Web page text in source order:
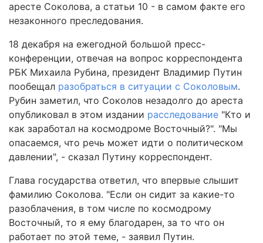
аресте Соколова, а статьи 10 - в самом факте его
незаконного преследования.
18 декабря на ежегодной большой пресс-
конференции, отвечая на вопрос корреспондента
РБК Михаила Рубина, президент Владимир Путин
пообещал разобраться в ситуации с Соколовым.
Рубин заметил, что Соколов незадолго до ареста
опубликовал в этом издании расследование "Кто и
как заработал на космодроме Восточный?". "Мы
опасаемся, что речь может идти о политическом
давлении", - сказал Путину корреспондент.
Глава государства ответил, что впервые слышит
фамилию Соколова. "Если он сидит за какие-то
разоблачения, в том числе по космодрому
Восточный, то я ему благодарен, за то что он
работает по этой теме, - заявил Путин.